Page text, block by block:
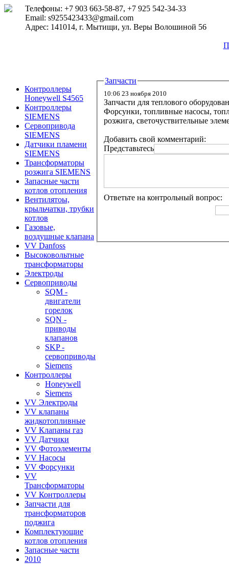
Телефоны: +7 903 663-58-87, +7 925 542-34-33
Email: s9255423433@gmail.com
Адрес: 141014, г. Мытищи, ул. Веры Волошиной 56
Контроллеры
Honeywell S4565
Контроллеры
SIEMENS
Сервопривода
SIEMENS
Датчики пламени
SIEMENS
Трансформаторы
розжига SIEMENS
Запасные части
котлов отопления
Вентилятоы,
крыльчатки, трубки
котлов
Газовые,
воздушные клапана
VV Danfoss
Высоковольтные
трансформаторы
Электроды
Сервоприводы
SQM -
двигатели
горелок
SQN -
приводы
клапанов
SKP -
сервоприводы
Siemens
Контроллеры
Honeywell
Siemens
VV Электроды
VV клапаны
жидкотопливные
VV Клапаны газ
VV Датчики
VV Фотоэлементы
VV Насосы
VV Форсунки
VV
Трансформаторы
VV Контроллеры
Запчасти для
трансформаторов
поджига
Комплектующие
котлов отопления
Запасные части
2010
Запчасти
10:06 23 ноября 2010
Запчасти для теплового
Форсунки, топливные насосы,
розжига, светочуствительные
Добавить свой комментарий:
Представьтесь
Ответьте на контрольный вопрос: